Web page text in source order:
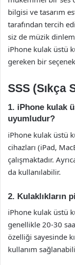
bilgisi ve tasarım
tarafından tercih
siz de müzik
iPhone kulak üstü
gereken bir
SSS (Sıkça
1. iPhone kulak
uyumludur?
iPhone kulak üstü
cihazları (iPad,
çalışmaktadır.
da kullanılabilir.
2. Kulaklıkların
iPhone kulak üstü
genellikle 20-30
özelliği sayesinde
kullanım